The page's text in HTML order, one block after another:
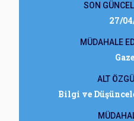
SON
27/
MÜDAHALE
ALT
Bilgi ve